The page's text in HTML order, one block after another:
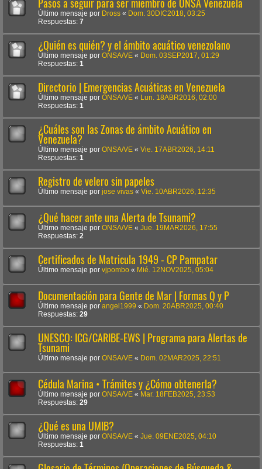
Pasos a seguir para ser miembro de ONSA Venezuela
Último mensaje por Dross « Dom. 30DIC2018, 03:25
Respuestas: 7
¿Quién es quién? y el ámbito acuático venezolano
Último mensaje por ONSA/VE « Dom. 03SEP2017, 01:29
Respuestas: 1
Directorio | Emergencias Acuáticas en Venezuela
Último mensaje por ONSA/VE «
Lun. 18ABR2016, 02:00
Respuestas: 1
¿Cuáles son las Zonas de ámbito Acuático en
Venezuela?
Último mensaje por ONSA/VE « Vie. 17ABR2026, 14:11
Respuestas: 1
Registro de velero sin papeles
Último mensaje por jose vivas « Vie. 10ABR2026, 12:35
¿Qué hacer ante una Alerta de Tsunami?
Último mensaje por ONSA/VE « Jue. 19MAR2026, 17:55
Respuestas: 2
Certificados de Matricula 1949 - CP Pampatar
Último mensaje por vjpombo « Mié. 12NOV2025, 05:04
Documentación para Gente de Mar | Formas Q y P
Último mensaje por angel1999 « Dom. 20ABR2025, 00:40
Respuestas: 29
UNESCO: ICG/CARIBE-EWS | Programa para Alertas de
Tsunami
Último mensaje por ONSA/VE « Dom. 02MAR2025, 22:51
Cédula Marina • Trámites y ¿Cómo obtenerla?
Último mensaje por ONSA/VE « Mar. 18FEB2025, 23:53
Respuestas: 29
¿Qué es una UMIB?
Último mensaje por ONSA/VE « Jue. 09ENE2025, 04:10
Respuestas: 1